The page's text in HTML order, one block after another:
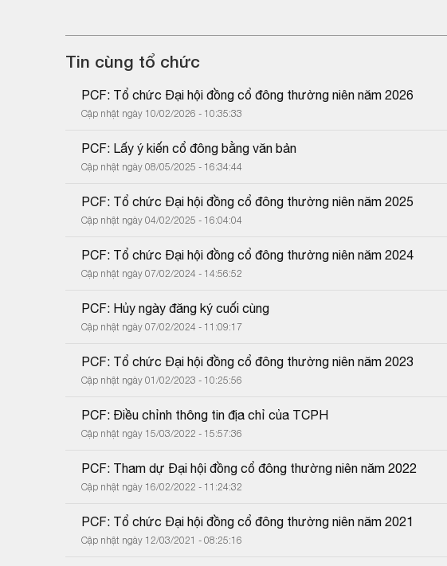
Tin cùng tổ chức
PCF: Tổ chức Đại hội đồng cổ đông thường niên năm 2026
Cập nhật ngày 10/02/2026 - 10:35:33
PCF: Lấy ý kiến cổ đông bằng văn bản
Cập nhật ngày 08/05/2025 - 16:34:44
PCF: Tổ chức Đại hội đồng cổ đông thường niên năm 2025
Cập nhật ngày 04/02/2025 - 16:04:04
PCF: Tổ chức Đại hội đồng cổ đông thường niên năm 2024
Cập nhật ngày 07/02/2024 - 14:56:52
PCF: Hủy ngày đăng ký cuối cùng
Cập nhật ngày 07/02/2024 - 11:09:17
PCF: Tổ chức Đại hội đồng cổ đông thường niên năm 2023
Cập nhật ngày 01/02/2023 - 10:25:56
PCF: Điều chỉnh thông tin địa chỉ của TCPH
Cập nhật ngày 15/03/2022 - 15:57:36
PCF: Tham dự Đại hội đồng cổ đông thường niên năm 2022
Cập nhật ngày 16/02/2022 - 11:24:32
PCF: Tổ chức Đại hội đồng cổ đông thường niên năm 2021
Cập nhật ngày 12/03/2021 - 08:25:16